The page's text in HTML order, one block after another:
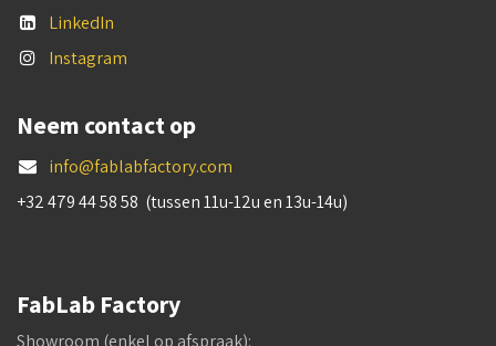
LinkedIn
Instagram
Neem contact op
info@fablabfactory.com
+32 479 44 58 58 (tussen 11u-12u en 13u-14u)
FabLab Factory
Showroom (enkel op afspraak):